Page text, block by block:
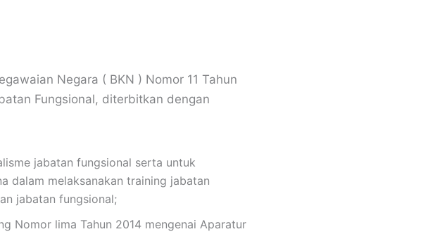
Negara ( BKN ) Nomor 11 Tahun
Fungsional, diterbitkan dengan
jabatan fungsional serta untuk
dalam melaksanakan training jabatan
jabatan fungsional;
Nomor lima Tahun 2014 mengenai Aparatur